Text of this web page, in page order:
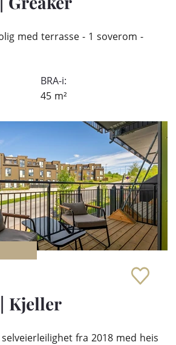
med terrasse - 1 soverom -
BRA-i:
45 m²
| Kjeller
fra 2018 med heis